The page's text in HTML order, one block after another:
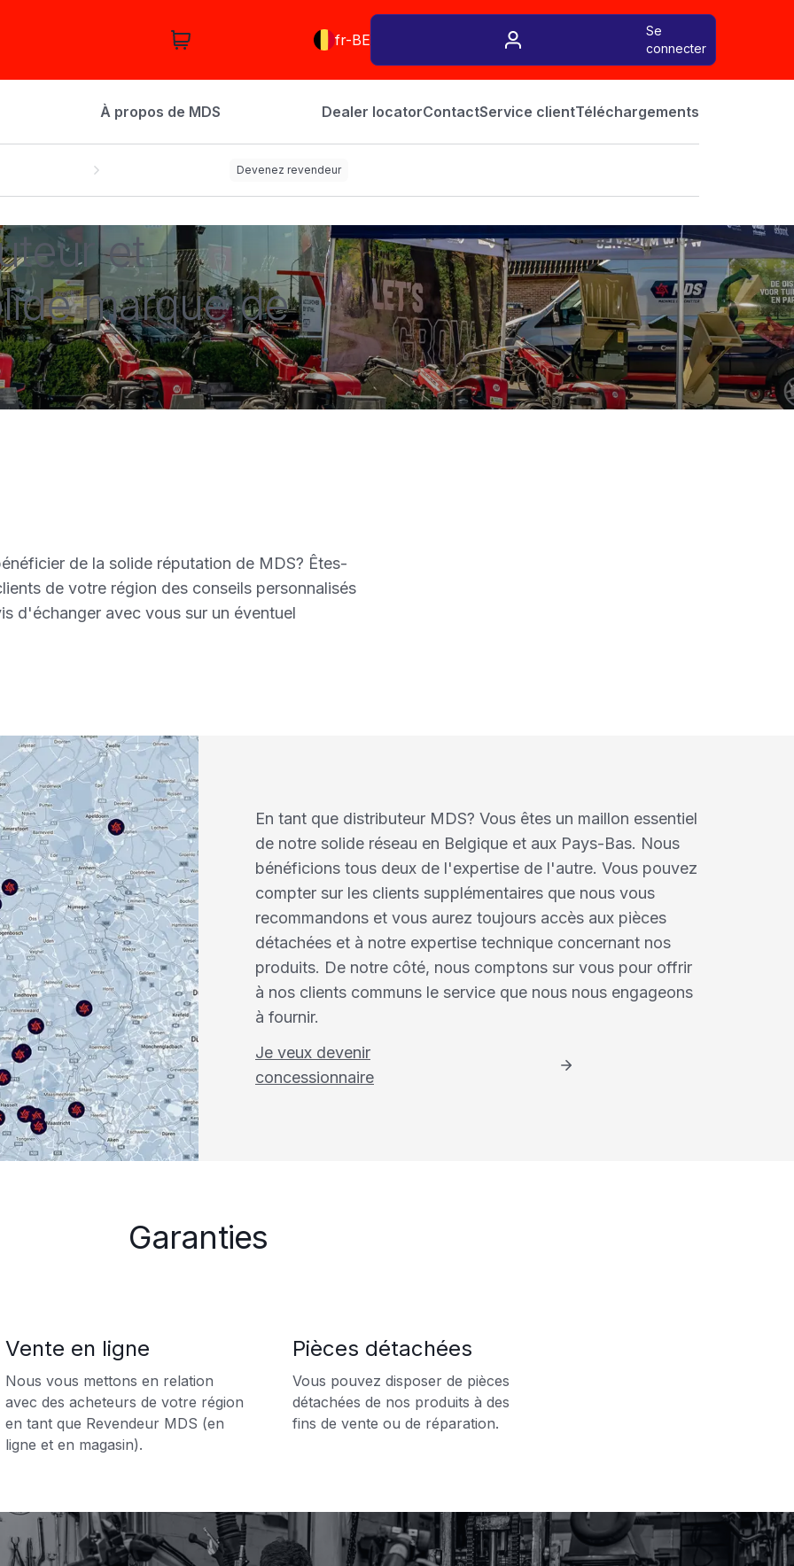
fr-BE
Se
connecter
À propos de MDS Dealer locatorContactService clientTéléchargements
Devenez revendeur
et
marque de
de la solide réputation de MDS? Êtes-
de votre région des conseils personnalisés
d'échanger avec vous sur un éventuel
En tant que distributeur MDS? Vous êtes un maillon essentiel
de notre solide réseau en Belgique et aux Pays-Bas. Nous
bénéficions tous deux de l'expertise de l'autre. Vous pouvez
compter sur les clients supplémentaires que nous vous
recommandons et vous aurez toujours accès aux pièces
détachées et à notre expertise technique concernant nos
produits. De notre côté, nous comptons sur vous pour offrir
à nos clients communs le service que nous nous engageons
à fournir.
Je veux devenir
concessionnaire
Garanties
Vente en ligne
Nous vous mettons en relation
avec des acheteurs de votre région
en tant que Revendeur MDS (en
ligne et en magasin).
Pièces détachées
Vous pouvez disposer de pièces
détachées de nos produits à des
fins de vente ou de réparation.